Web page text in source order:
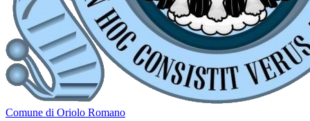
Comune di Oriolo Romano